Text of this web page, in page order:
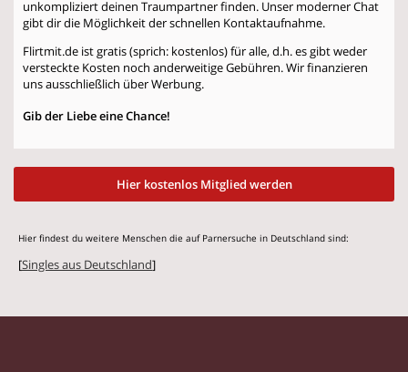
unkompliziert deinen Traumpartner finden. Unser moderner Chat
gibt dir die Möglichkeit der schnellen Kontaktaufnahme.
Flirtmit.de ist gratis (sprich: kostenlos) für alle, d.h. es gibt weder
versteckte Kosten noch anderweitige Gebühren. Wir finanzieren
uns ausschließlich über Werbung.
Gib der Liebe eine Chance!
Hier kostenlos Mitglied werden
Hier findest du weitere Menschen die auf Parnersuche in Deutschland sind:
[Singles aus Deutschland]